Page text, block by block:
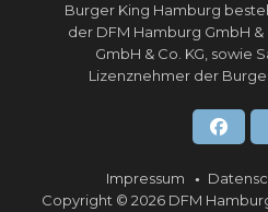
Burger King Hamburg
der DFM Hamburg GmbH &
GmbH & Co. KG, sowie
Lizenznehmer der
Impressum
Copyright © 2026 DFM